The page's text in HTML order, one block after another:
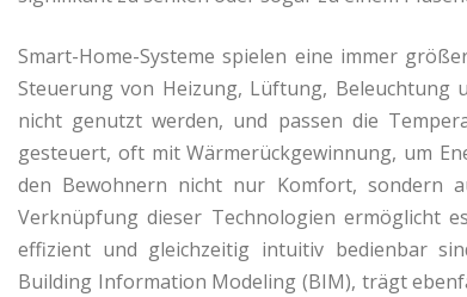
Smart-Home-Systeme spielen eine immer
Steuerung von Heizung, Lüftung, Beleuchtung
nicht genutzt werden, und passen die
gesteuert, oft mit Wärmerückgewinnung, um
den Bewohnern nicht nur Komfort, sondern
Verknüpfung dieser Technologien ermöglicht
effizient und gleichzeitig intuitiv bedienbar
Building Information Modeling (BIM), trägt